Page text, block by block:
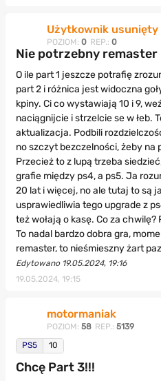
Użytkownik usunięty
POZIOM: 0 REP.: 0
Nie potrzebny remaster
O ile part 1 jeszcze potrafię
part 2 i różnica jest widoczna
kpiny. Ci co wystawiają 10 i 9,
naciągnijcie i strzelcie se w łeb.
aktualizacja. Podbili
no szczyt bezczelności, żeby na
Przecież to z lupą trzeba
grafie między ps4, a ps5. Ja
20 lat i więcej, no ale tutaj to są
usprawiedliwia tego upgrade z
też wołają o kasę. Co za chwilę?
To nadal bardzo dobra gra,
remaster, to nieśmieszny żart
Edytowano 19.05.2024, 19:16
19.05.2024, 19:15
motormaniak
POZIOM: 58 REP.: 5139
PS5 10
Chcę Part 3!!!